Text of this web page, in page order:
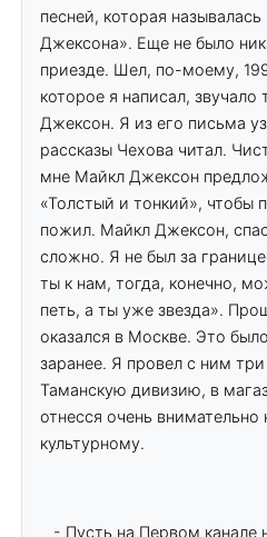
песней, которая
Джексона». Еще не было
приезде. Шел, по-моему,
которое я написал,
Джексон. Я из его письма
рассказы Чехова читал.
мне Майкл Джексон
«Толстый и тонкий», чтобы
пожил. Майкл Джексон,
сложно. Я не был за
ты к нам, тогда, конечно,
петь, а ты уже звезда».
оказался в Москве. Это
заранее. Я провел с ним
Таманскую дивизию, в
отнесся очень
культурному.
- Пусть на Первом канале